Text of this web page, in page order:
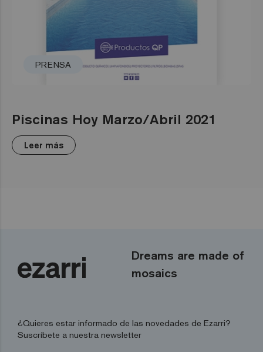
PRENSA
Piscinas Hoy Marzo/Abril 2021
Leer más
Dreams are made of
mosaics
¿Quieres estar informado de las novedades de Ezarri?
Suscríbete a nuestra newsletter